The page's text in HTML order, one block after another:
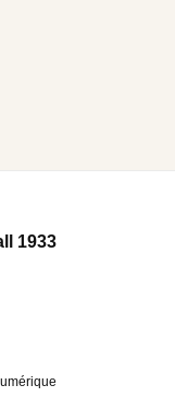
• J’ai rêvé
1933